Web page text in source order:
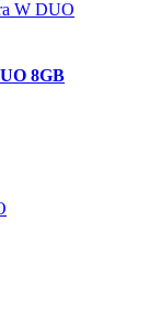
8GB